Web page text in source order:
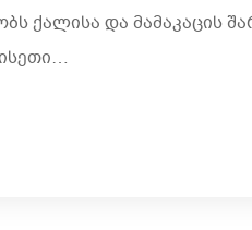
ქალისა და მამაკაცის